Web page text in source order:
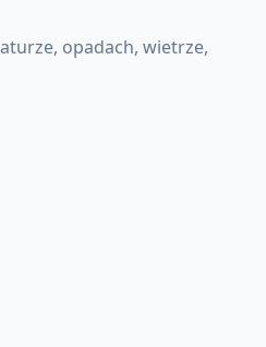
opadach, wietrze,